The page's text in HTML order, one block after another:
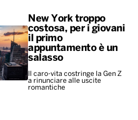
New York troppo
costosa, per i giovani
il primo
appuntamento è un
salasso
Il caro-vita costringe la Gen Z
a rinunciare alle uscite
romantiche